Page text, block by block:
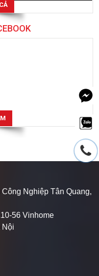
Nghiệp Tân Quang,
56 Vinhome
Nội